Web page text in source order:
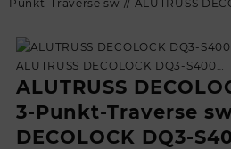
Punkt-Traverse sw // ALUTRUSS
ALUTRUSS
3-Punkt-Traverse
DECOLOCK DQ3-